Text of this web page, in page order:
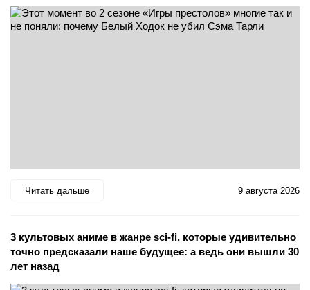
Читать дальше 9 августа 2026
3 культовых аниме в жанре sci-fi, которые удивительно
точно предсказали наше будущее: а ведь они вышли 30
лет назад